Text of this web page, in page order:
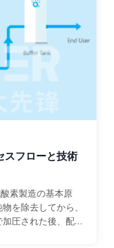
フローと技術
素製造の基本原
を除去してから、
圧された後、配管